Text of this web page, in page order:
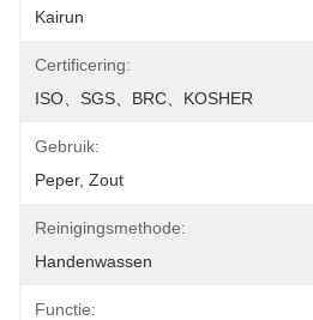
Kairun
Certificering:
ISO、SGS、BRC、KOSHER
Gebruik:
Peper, Zout
Reinigingsmethode:
Handenwassen
Functie: